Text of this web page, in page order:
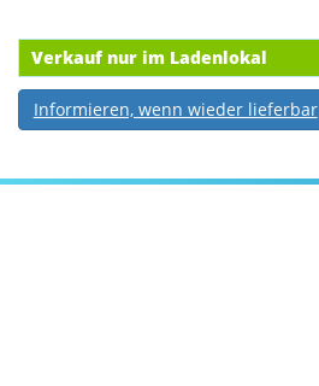
Verkauf nur im Ladenlokal
Informieren, wenn wieder lieferbar